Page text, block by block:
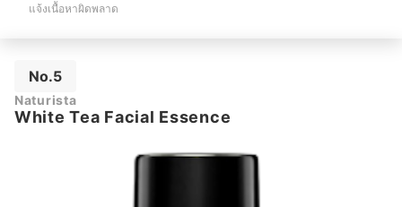
แจ้งเนื้อหาผิดพลาด
No.5
Naturista
White Tea Facial Essence